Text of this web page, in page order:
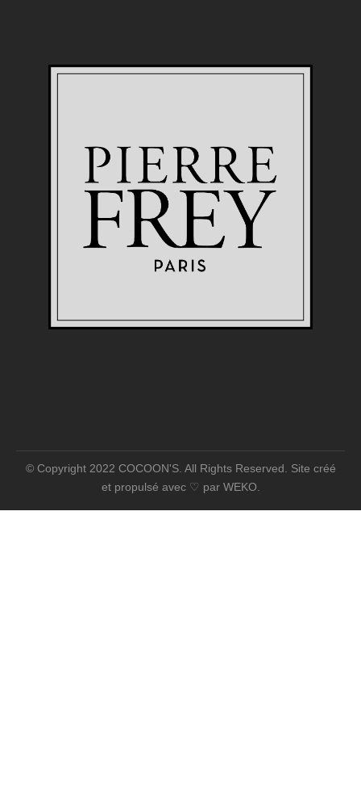
© Copyright 2022 COCOON'S. All Rights Reserved. Site créé
et propulsé avec ♡ par WEKO.